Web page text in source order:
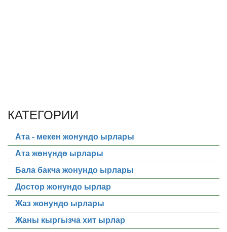
КАТЕГОРИИ
Ата - мекен жонундо ырлары
Ата жөнүндө ырлары
Бала бакча жонундо ырлары
Достор жонундо ырлар
Жаз жонундо ырлары
Жаны кыргызча хит ырлар